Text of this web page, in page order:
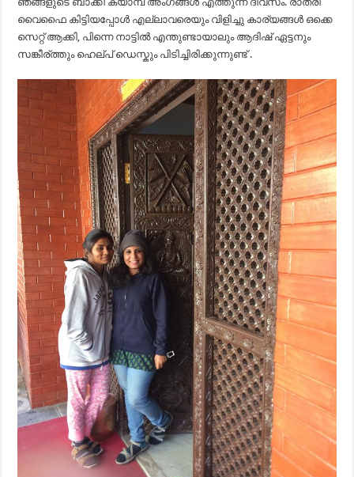
വൈഫൈ കിട്ടിയപ്പോൾ എല്ലാവരെയും വിളിച്ചു കാര്യങ്ങൾ ഒക്കെ
സെറ്റ് ആക്കി, പിന്നെ നാട്ടിൽ എന്തുണ്ടായാലും ആദിഷ് ഏട്ടനും
സങ്കീര്ത്തും ഹെല്പ് ഡെസ്കും പിടിച്ചിരിക്കുന്നുണ്ട് .